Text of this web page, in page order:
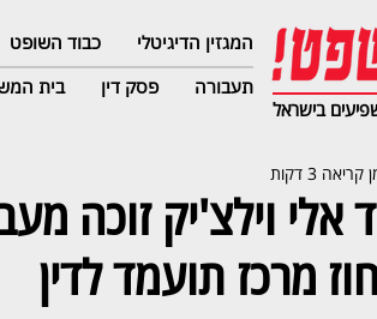
המגזין הדיגיטלי כבוד השופט
תעבורה
פסק דין בית
בישראל
אלי וילצ'יק זוכה
מרכז תועמד לדין
קריאה 3 דקות